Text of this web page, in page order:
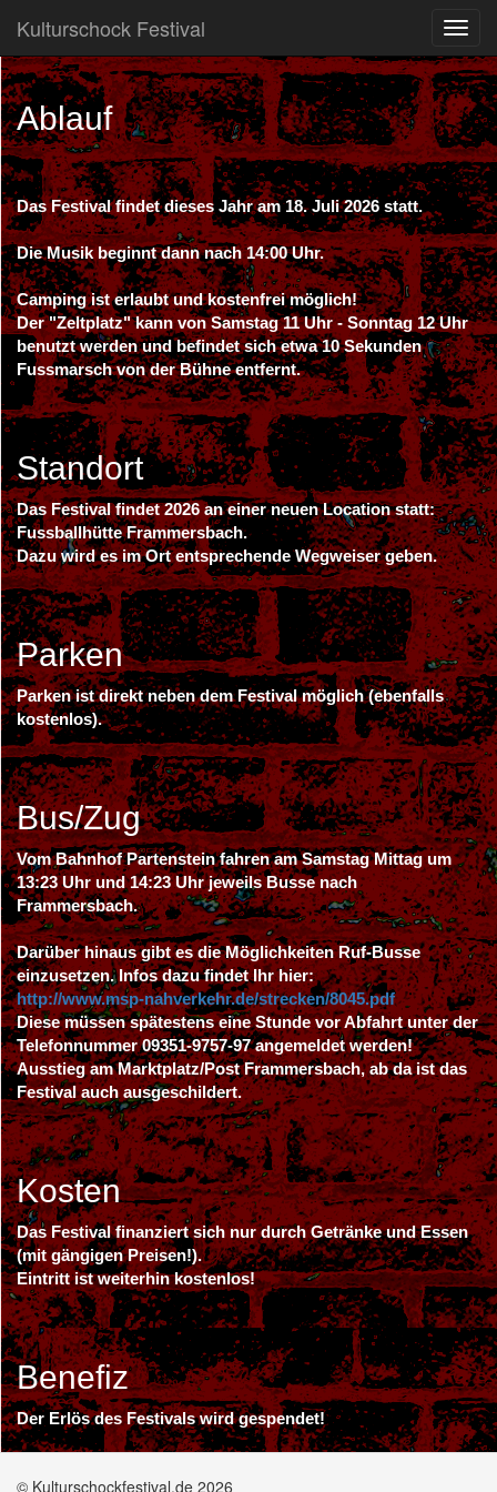
Kulturschock Festival
Ablauf
Das Festival findet dieses Jahr am 18. Juli 2026 statt.
Die Musik beginnt dann nach 14:00 Uhr.
Camping ist erlaubt und kostenfrei möglich!
Der "Zeltplatz" kann von Samstag 11 Uhr - Sonntag 12 Uhr
benutzt werden und befindet sich etwa 10 Sekunden
Fussmarsch von der Bühne entfernt.
Standort
Das Festival findet 2026 an einer neuen Location statt:
Fussballhütte Frammersbach.
Dazu wird es im Ort entsprechende Wegweiser geben.
Parken
Parken ist direkt neben dem Festival möglich (ebenfalls
kostenlos).
Bus/Zug
Vom Bahnhof Partenstein fahren am Samstag Mittag um
13:23 Uhr und 14:23 Uhr jeweils Busse nach
Frammersbach.
Darüber hinaus gibt es die Möglichkeiten Ruf-Busse
einzusetzen. Infos dazu findet Ihr hier:
http://www.msp-nahverkehr.de/strecken/8045.pdf
Diese müssen spätestens eine Stunde vor Abfahrt unter der
Telefonnummer 09351-9757-97 angemeldet werden!
Ausstieg am Marktplatz/Post Frammersbach, ab da ist das
Festival auch ausgeschildert.
Kosten
Das Festival finanziert sich nur durch Getränke und Essen
(mit gängigen Preisen!).
Eintritt ist weiterhin kostenlos!
Benefiz
Der Erlös des Festivals wird gespendet!
© Kulturschockfestival.de 2026